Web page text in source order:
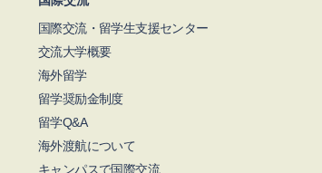
国際交流・留学生支援センター
交流大学概要
海外留学
留学奨励金制度
留学Q&A
海外渡航について
キャンパスで国際交流